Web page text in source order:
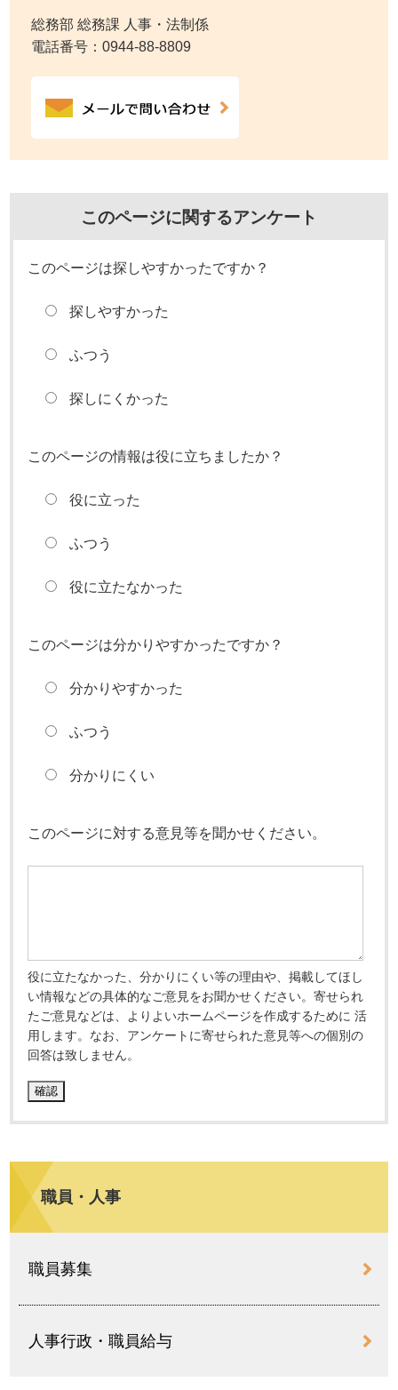
総務部 総務課 人事・法制係
電話番号：0944-88-8809
このページに関するアンケート
このページは探しやすかったですか？
探しやすかった
ふつう
探しにくかった
このページの情報は役に立ちましたか？
役に立った
ふつう
役に立たなかった
このページは分かりやすかったですか？
分かりやすかった
ふつう
分かりにくい
このページに対する意見等を聞かせください。
役に立たなかった、分かりにくい等の理由や、掲載してほし
い情報などの具体的なご意見をお聞かせください。寄せられ
たご意見などは、よりよいホームページを作成するために 活
用します。なお、アンケートに寄せられた意見等への個別の
回答は致しません。
職員・人事
職員募集
人事行政・職員給与